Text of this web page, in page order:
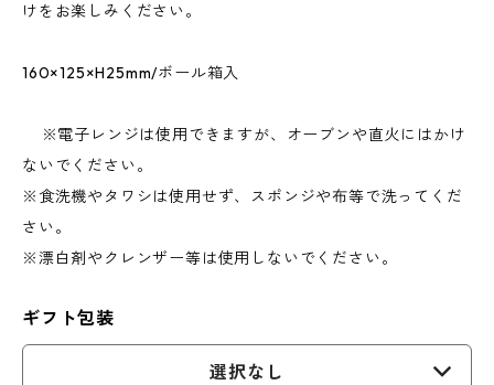
けをお楽しみください。
160×125×H25mm/ボール箱入
※電子レンジは使用できますが、オーブンや直火にはかけ
ないでください。
※食洗機やタワシは使用せず、スポンジや布等で洗ってくだ
さい。
※漂白剤やクレンザー等は使用しないでください。
ギフト包装
選択なし